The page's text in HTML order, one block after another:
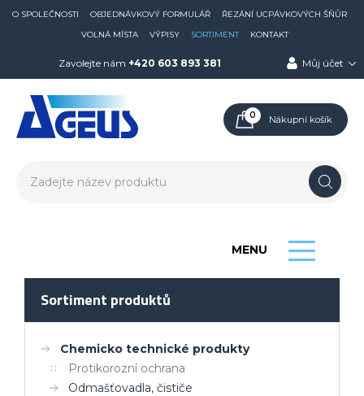
O SPOLEČNOSTI OBJEDNÁVKOVÝ FORMULÁŘ
ŘEZÁNÍ UCPÁVKOVÝCH ŠŇŮR
VOLNÁ MÍSTA
VÝPISY SORTIMENT KONTAKT
Zavolejte nám +420 603 893 381 Můj účet
0 Nákupní košík
MENU
Sortiment produktů
Chemicko technické produkty
Protikorozní ochrana
Odmašťovadla, čističe